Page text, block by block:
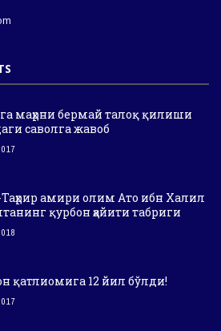
маҳрни бермай талоқ қилиши
саволга жавоб
Таҳрир амири олим Ато ибн Халил
қурбон ҳайити табриги
қатлиомига 12 йил бўлди!